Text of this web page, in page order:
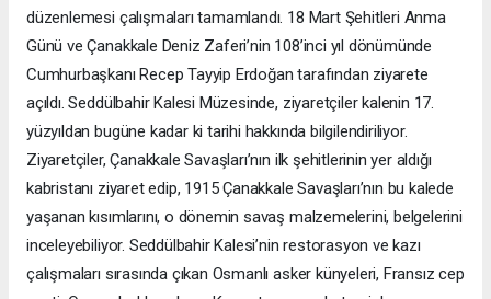
düzenlemesi çalışmaları tamamlandı. 18 Mart Şehitleri Anma
Günü ve Çanakkale Deniz Zaferi’nin 108’inci yıl dönümünde
Cumhurbaşkanı Recep Tayyip Erdoğan tarafından ziyarete
açıldı. Seddülbahir Kalesi Müzesinde, ziyaretçiler kalenin 17.
yüzyıldan bugüne kadar ki tarihi hakkında bilgilendiriliyor.
Ziyaretçiler, Çanakkale Savaşları’nın ilk şehitlerinin yer aldığı
kabristanı ziyaret edip, 1915 Çanakkale Savaşları’nın bu kalede
yaşanan kısımlarını, o dönemin savaş malzemelerini, belgelerini
inceleyebiliyor. Seddülbahir Kalesi’nin restorasyon ve kazı
çalışmaları sırasında çıkan Osmanlı asker künyeleri, Fransız cep